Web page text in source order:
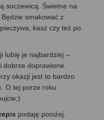
soczewicą. Świetne na
smakować z
kasz czy też po
lubię je najbardziej –
doprawione.
okazji jest to bardzo
O tej porze roku
podaję poniżej.